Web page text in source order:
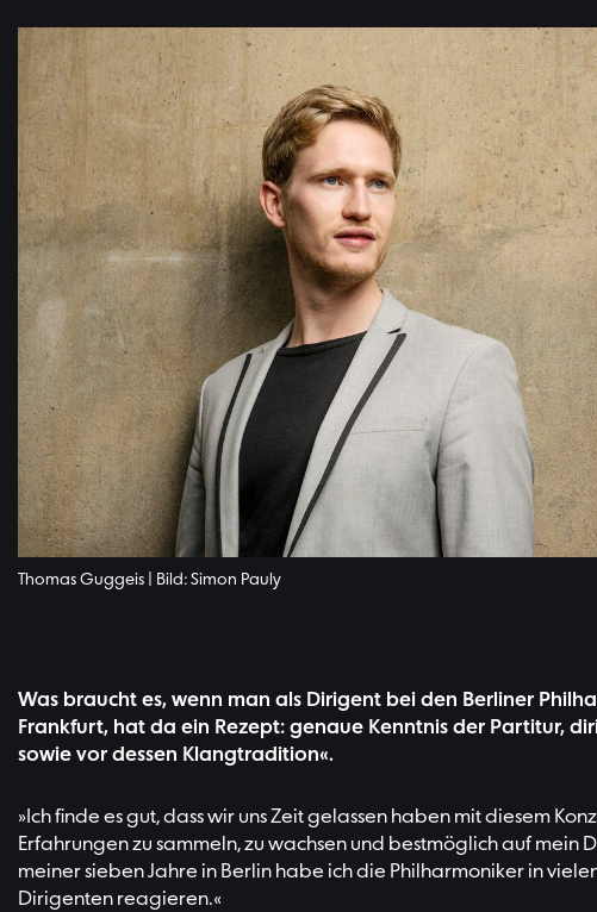
Thomas Guggeis | Bild: Simon Pauly
Was braucht es, wenn man als Dirigent bei den Berliner
Frankfurt, hat da ein Rezept: genaue Kenntnis der Partitur,
sowie vor dessen Klangtradition«.
»Ich finde es gut, dass wir uns Zeit gelassen haben mit diesem
Erfahrungen zu sammeln, zu wachsen und bestmöglich auf
meiner sieben Jahre in Berlin habe ich die Philharmoniker in
Dirigenten reagieren.«